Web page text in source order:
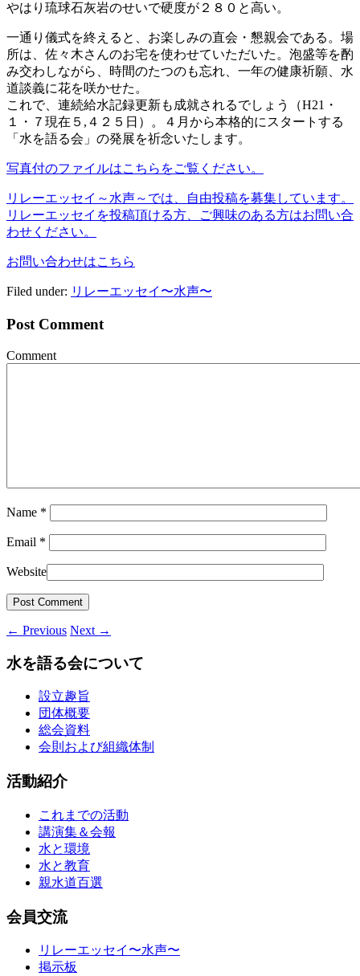
やはり琉球石灰岩のせいで硬度が２８０と高い。
一通り儀式を終えると、お楽しみの直会・懇親会である。場
所は、佐々木さんのお宅を使わせていただいた。泡盛等を酌
み交わしながら、時間のたつのも忘れ、一年の健康祈願、水
道談義に花を咲かせた。
これで、連続給水記録更新も成就されるでしょう（H21・
１・７現在５,４２５日）。４月から本格的にスタートする
「水を語る会」の発展を祈念いたします。
写真付のファイルはこちらをご覧ください。
リレーエッセイ～水声～では、自由投稿を募集しています。
リレーエッセイを投稿頂ける方、ご興味のある方はお問い合
わせください。
お問い合わせはこちら
Filed under: リレーエッセイ〜水声〜
Post Comment
Comment
Name *
Email *
Website
← Previous Next →
水を語る会について
設立趣旨
団体概要
総会資料
会則および組織体制
活動紹介
これまでの活動
講演集＆会報
水と環境
水と教育
親水道百選
会員交流
リレーエッセイ〜水声〜
掲示板